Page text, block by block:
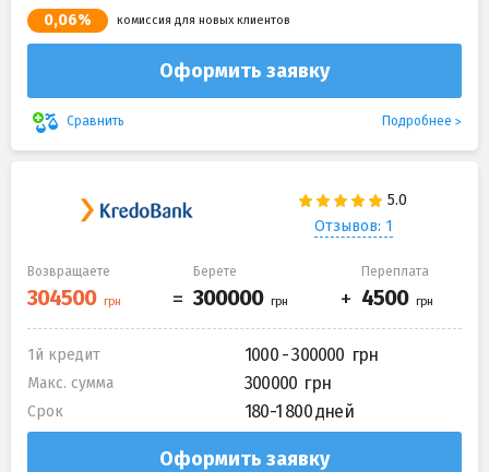
0,06% комиссия для новых клиентов
Оформить заявку
Сравнить Подробнее
Отзывов: 1
Возвращаете Берете Переплата
1й кредит 1000 - 300000
Макс. сумма 300000
Срок 180-1 800 дней
Оформить заявку